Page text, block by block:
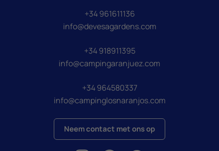
+34 961611136
info@devesagardens.com
+34 918911395
info@campingaranjuez.com
+34 964580337
info@campinglosnaranjos.com
Neem contact met ons op